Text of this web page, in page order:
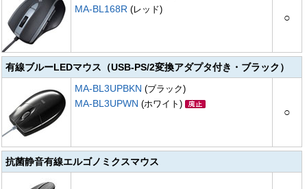
MA-BL168R (レッド)
○
有線ブルーLEDマウス（USB-PS/2変換アダプタ付き・ブラック）
MA-BL3UPBKN (ブラック)
MA-BL3UPWN (ホワイト)
○
抗菌静音有線エルゴノミクスマウス